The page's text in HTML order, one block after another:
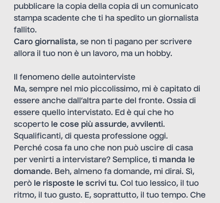
pubblicare la copia della copia di un comunicato
stampa scadente che ti ha spedito un giornalista
fallito.
Caro giornalista, se non ti pagano per scrivere
allora il tuo non è un lavoro, ma un hobby.
Il fenomeno delle autointerviste
Ma, sempre nel mio piccolissimo, mi è capitato di
essere anche dall’altra parte del fronte. Ossia di
essere quello intervistato. Ed è qui che ho
scoperto le cose più assurde, avvilenti.
Squalificanti, di questa professione oggi.
Perché cosa fa uno che non può uscire di casa
per venirti a intervistare? Semplice, ti manda le
domande. Beh, almeno fa domande, mi dirai. Sì,
però le risposte le scrivi tu. Col tuo lessico, il tuo
ritmo, il tuo gusto. E, soprattutto, il tuo tempo. Che